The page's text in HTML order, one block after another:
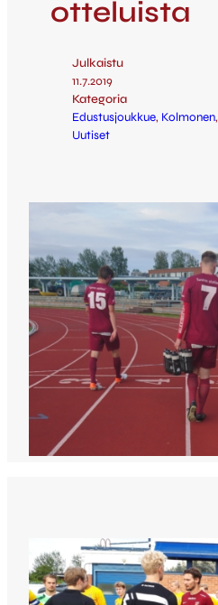
otteluista
Julkaistu
11.7.2019
Kategoria
Edustusjoukkue, Kolmonen,
Uutiset